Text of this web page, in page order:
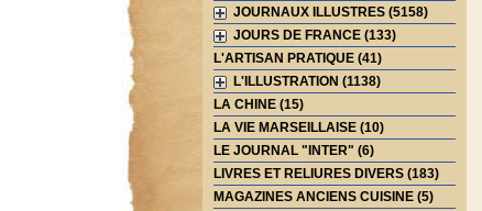
JOURNAUX ILLUSTRES (5158)
JOURS DE FRANCE (133)
L'ARTISAN PRATIQUE (41)
L'ILLUSTRATION (1138)
LA CHINE (15)
LA VIE MARSEILLAISE (10)
LE JOURNAL "INTER" (6)
LIVRES ET RELIURES DIVERS (183)
MAGAZINES ANCIENS CUISINE (5)